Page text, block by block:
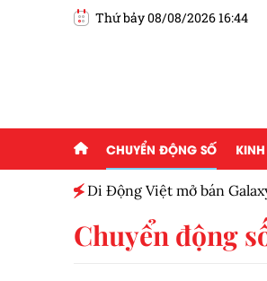
Thứ bảy 08/08/2026 16:44
CHUYỂN ĐỘNG SỐ KINH
Di Động Việt mở bán
Chuyển động